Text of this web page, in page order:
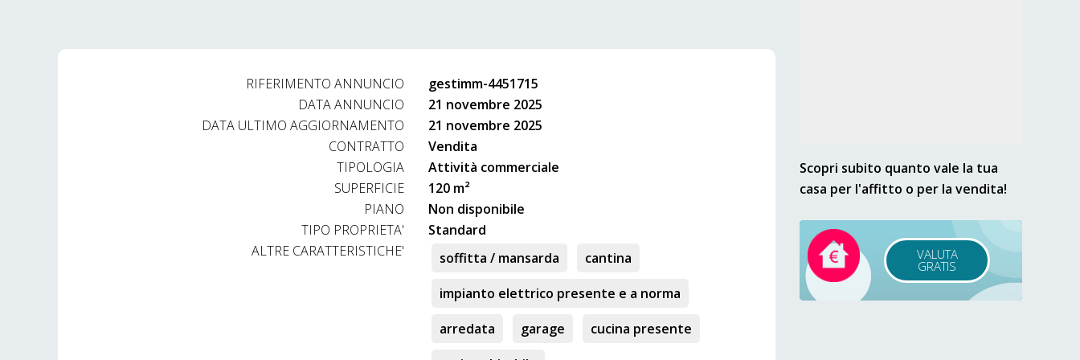
Non lasciare scappare questa occasione incredibile!
Contatta subito la nostra agenzia immobiliare referenziata per maggiori informazioni o per organizzare una visita
Veneta Immobiliare, Piazza De Marini 7r, 16123 Genova. aperto dal lunedì al venerdì dalle ore 9:30 alle ore 13:00 e
dalle 15:00 alle 19:00. Telefono 010 8985851 cell. 320 6331493 fax 010 88986040 mail info@venetaimmobiliare.com
Per ulteriori offerte visitate il nostro sito internet all'indirizzo www.venetaimmobiliare.com
the perfect house that fits your needs. We always satisfy our custumer requirements, looking for his ideal features
RIFERIMENTO ANNUNCIO
gestimm-4451715
DATA ANNUNCIO
21 novembre 2025
DATA ULTIMO AGGIORNAMENTO
21 novembre 2025
CONTRATTO
Vendita
TIPOLOGIA
Attività commerciale
SUPERFICIE
120 m²
PIANO
Non disponibile
TIPO PROPRIETA'
Standard
ALTRE CARATTERISTICHE'
soffitta / mansarda
cantina
impianto elettrico presente e a norma
arredata
garage
cucina presente
Scopri subito quanto vale la tua
casa per l'affitto o per la vendita!
VALUTA
GRATIS